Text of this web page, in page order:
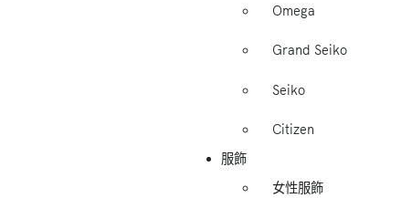
Omega
Grand Seiko
Seiko
Citizen
服飾
女性服飾